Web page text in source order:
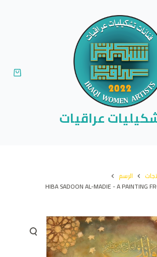
عراقيات
الرسم
HIBA SADOON AL-MADIE - A PAINTING